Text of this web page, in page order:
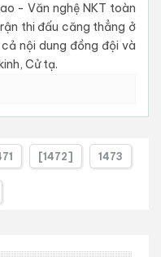
- Văn nghệ NKT toàn
thi đấu căng thẳng ở
nội dung đồng đội và
Cử tạ.
[1472] 1473